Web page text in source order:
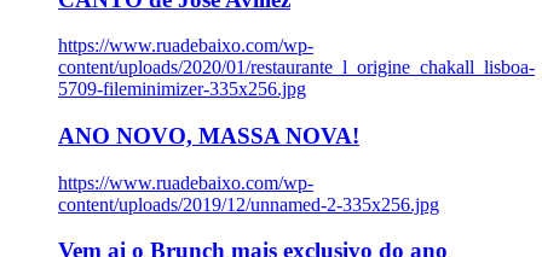
https://www.ruadebaixo.com/wp-
content/uploads/2020/01/restaurante_l_origine_chakall_lisboa-
5709-fileminimizer-335x256.jpg
ANO NOVO, MASSA NOVA!
https://www.ruadebaixo.com/wp-
content/uploads/2019/12/unnamed-2-335x256.jpg
Vem ai o Brunch mais exclusivo do ano